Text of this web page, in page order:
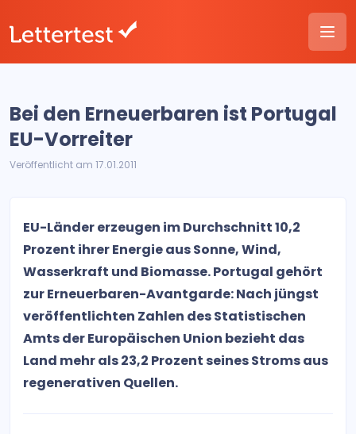
Bei den Erneuerbaren ist Portugal
EU-Vorreiter
Veröffentlicht am 17.01.2011
EU-Länder erzeugen im Durchschnitt 10,2
Prozent ihrer Energie aus Sonne, Wind,
Wasserkraft und Biomasse. Portugal gehört
zur Erneuerbaren-Avantgarde: Nach jüngst
veröffentlichten Zahlen des Statistischen
Amts der Europäischen Union bezieht das
Land mehr als 23,2 Prozent seines Stroms aus
regenerativen Quellen.